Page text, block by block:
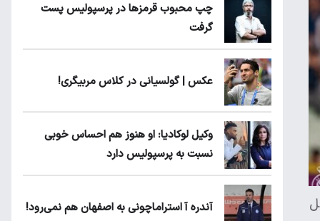
چپ محبوب قرمزها در پرسپولیس پست
گرفت
عکس | گولسیانی در کلاس مربیگری!
وکیل لوکادیا: او هنوز هم احساس خوبی
نسبت به پرسپولیس دارد
آندره آ استراماچونی به اصفهان هم نمی‌رود!